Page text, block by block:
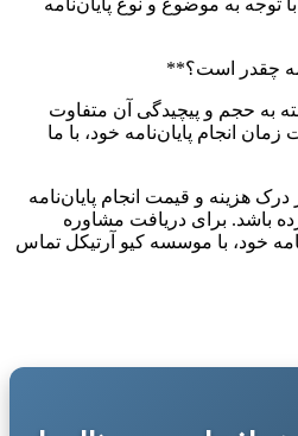
به حجم و پیچیدگی آن متفاوت
انجام پایان‌نامه خود، با ما
درک هزینه و قیمت انجام پایان‌نامه
باشد. برای دریافت مشاوره
خود، با موسسه کیو آرتیکل تماس